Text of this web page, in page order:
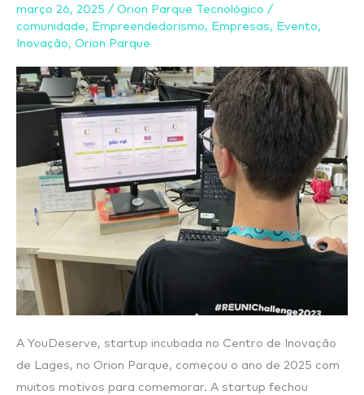
março 26, 2025 / Orion Parque Tecnológico /
comunidade, Empreendedorismo, Empresas, Evento,
Inovação, Orion Parque
A YouDeserve, startup incubada no Centro de Inovação
de Lages, no Orion Parque, começou o ano de 2025 com
muitos motivos para comemorar. A startup fechou
da
cartela
de
benefícios
da
Associação
Catarinense
Tecnologia
(ACATE)